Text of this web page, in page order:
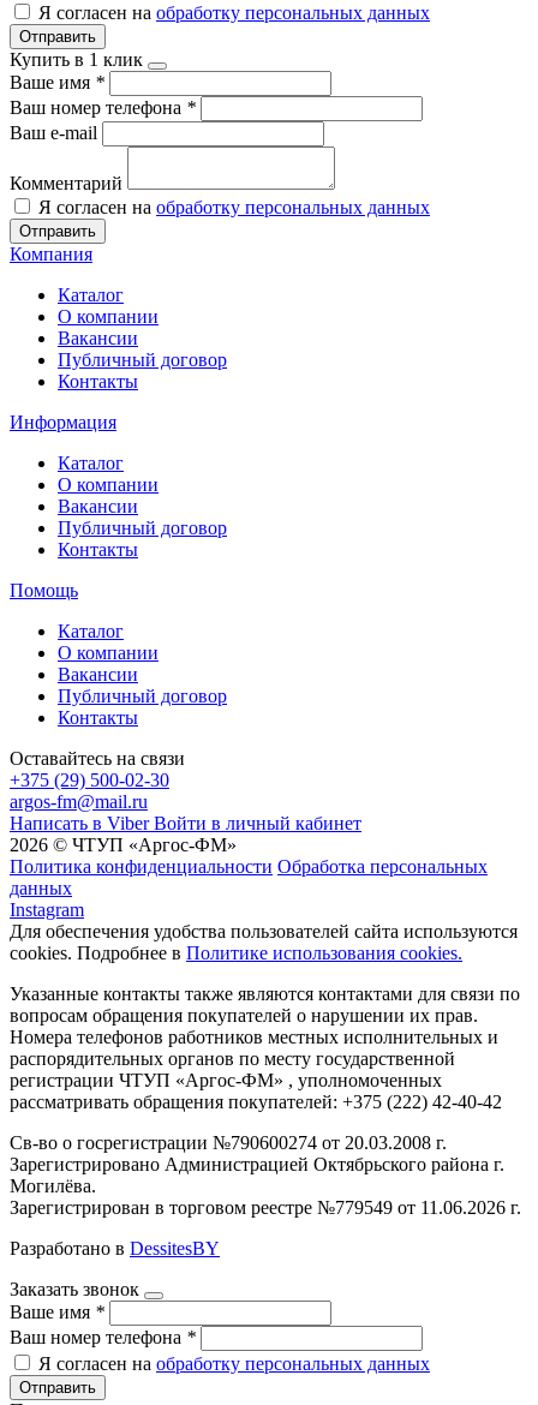
Я согласен на обработку персональных данных
Отправить
Купить в 1 клик
Ваше имя *
Ваш номер телефона *
Ваш e-mail
Комментарий
Я согласен на обработку персональных данных
Отправить
Компания
Каталог
О компании
Вакансии
Публичный договор
Контакты
Информация
Каталог
О компании
Вакансии
Публичный договор
Контакты
Помощь
Каталог
О компании
Вакансии
Публичный договор
Контакты
Оставайтесь на связи
+375 (29) 500-02-30
argos-fm@mail.ru
Написать в Viber Войти в личный кабинет
2026 © ЧТУП «Аргос-ФМ»
Политика конфиденциальности Обработка персональных
данных
Instagram
Для обеспечения удобства пользователей сайта используются
cookies. Подробнее в Политике использования cookies.
Указанные контакты также являются контактами для связи по
вопросам обращения покупателей о нарушении их прав.
Номера телефонов работников местных исполнительных и
распорядительных органов по месту государственной
регистрации ЧТУП «Аргос-ФМ» , уполномоченных
рассматривать обращения покупателей: +375 (222) 42-40-42
Св-во о госрегистрации №790600274 от 20.03.2008 г.
Зарегистрировано Администрацией Октябрьского района г.
Могилёва.
Зарегистрирован в торговом реестре №779549 от 11.06.2026 г.
Разработано в DessitesBY
Заказать звонок
Ваше имя *
Ваш номер телефона *
Я согласен на обработку персональных данных
Отправить